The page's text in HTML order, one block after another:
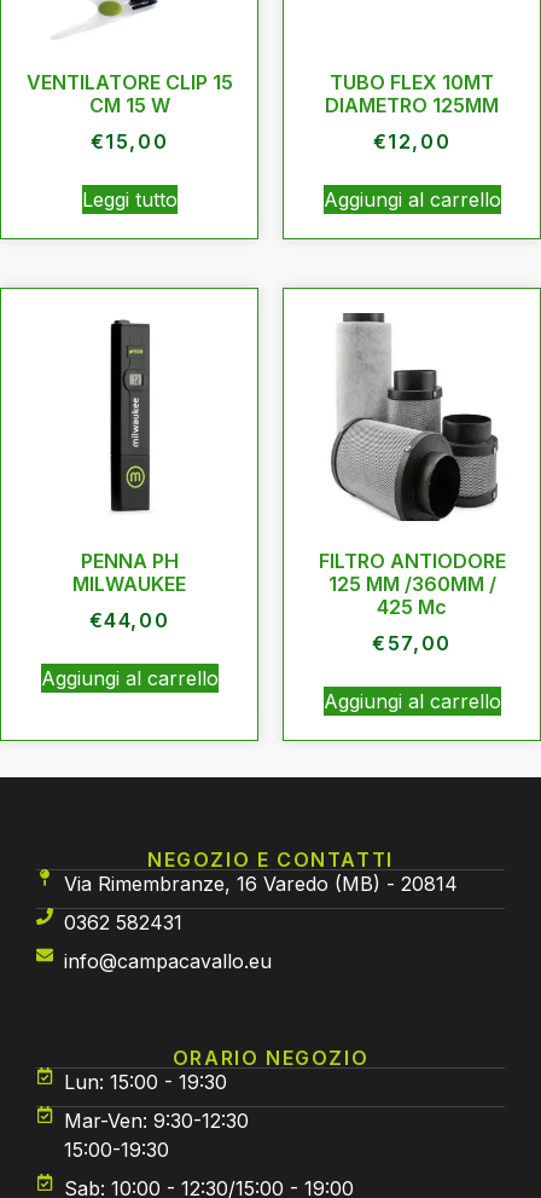
VENTILATORE CLIP 15
CM 15 W
€15,00
Leggi tutto
TUBO FLEX 10MT
DIAMETRO 125MM
€12,00
Aggiungi al carrello
PENNA PH
MILWAUKEE
€44,00
Aggiungi al carrello
FILTRO ANTIODORE
125 MM /360MM /
425 Mc
€ 57,00
Aggiungi al carrello
NEGOZIO E CONTATTI
Via Rimembranze, 16 Varedo (MB) - 20814
0362 582431
info@campacavallo.eu
ORARIO NEGOZIO
Lun: 15:00 - 19:30
Mar-Ven: 9:30-12:30
15:00-19:30
Sab: 10:00 - 12:30/15:00 - 19:00